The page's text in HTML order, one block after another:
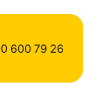
600 79 26